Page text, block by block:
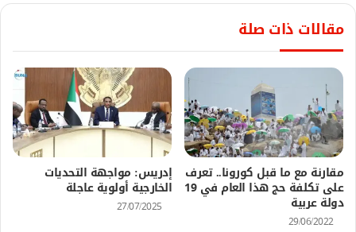
مقالات ذات صلة
مقارنة مع ما قبل كورونا.. تعرف
على تكلفة حج هذا العام في 19
دولة عربية
29/06/2022
إدريس: مواجهة التحديات
الخارجية أولوية عاجلة
27/07/2025